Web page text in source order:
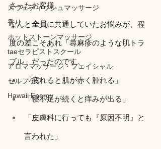
スウェディッシュマッサージ
香り
ホットストーンマッサージ
taeセラピストスクール
アロママッサージ・フェイシャル
セルフケア
Hawaii Energy
さったお客様、
なんと全員に共通していたお悩みが、程
度の差こそあれ「蕁麻疹のような肌トラ
ブル」だったのです。
「疲れると肌が赤く腫れる」
「寝不足が続くと痒みが出る」
「皮膚科に行っても『原因不明』と
言われた」